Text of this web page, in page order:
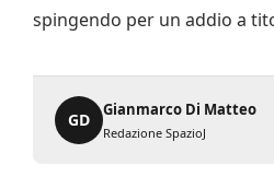
spingendo per un addio a
GD
Gianmarco Di Matteo
Redazione SpazioJ